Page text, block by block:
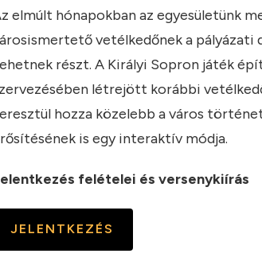
elmúlt hónapokban az egyesületünk
vetélkedőnek a pályázati
részt. A Királyi Sopron játék
létrejött korábbi
hozza közelebb a város
is egy interaktív módja.
felételei és versenykiírás
JELENTKEZÉS